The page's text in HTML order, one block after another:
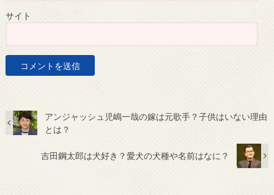
サイト
アンジャッシュ児嶋一哉の嫁は元歌手？子供はいない理由
とは？
吉田鋼太郎は犬好き？愛犬の犬種や名前はなに？